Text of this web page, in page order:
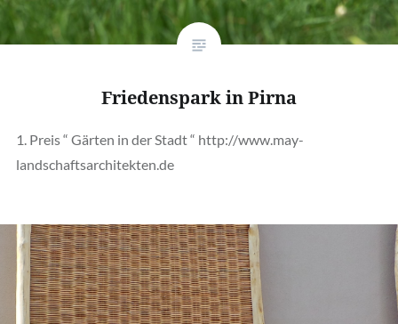
Friedenspark in Pirna
1. Preis “ Gärten in der Stadt “ http://www.may-
landschaftsarchitekten.de